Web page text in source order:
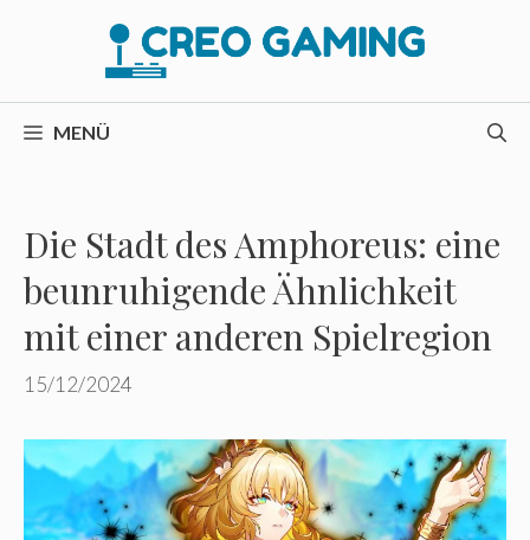
MENÜ
Die Stadt des Amphoreus: eine
beunruhigende Ähnlichkeit
mit einer anderen Spielregion
15/12/2024